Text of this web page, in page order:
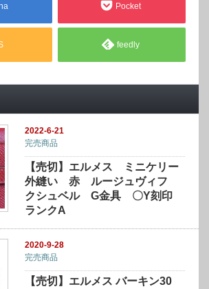
Pocket
feedly
2022-6-21
完売商品
【売切】エルメス ミニケリー
外縫い 赤 ルージュヴィフ
クシュベル G金具 〇Y刻印
ランクA
2020-9-28
完売商品
【売切】エルメス バーキン30